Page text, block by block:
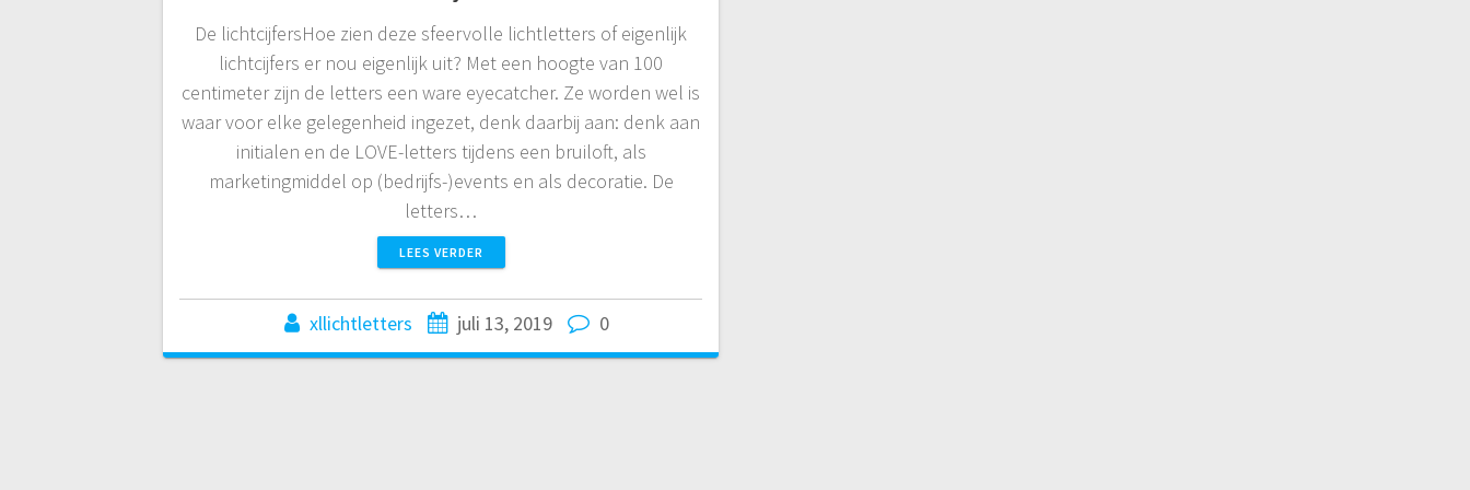
De lichtcijfersHoe zien deze sfeervolle lichtletters of eigenlijk
lichtcijfers er nou eigenlijk uit? Met een hoogte van 100
centimeter zijn de letters een ware eyecatcher. Ze worden wel is
waar voor elke gelegenheid ingezet, denk daarbij aan: denk aan
initialen en de LOVE-letters tijdens een bruiloft, als
marketingmiddel op (bedrijfs-)events en als decoratie. De
letters…
LEES VERDER
xllichtletters juli 13, 2019 0